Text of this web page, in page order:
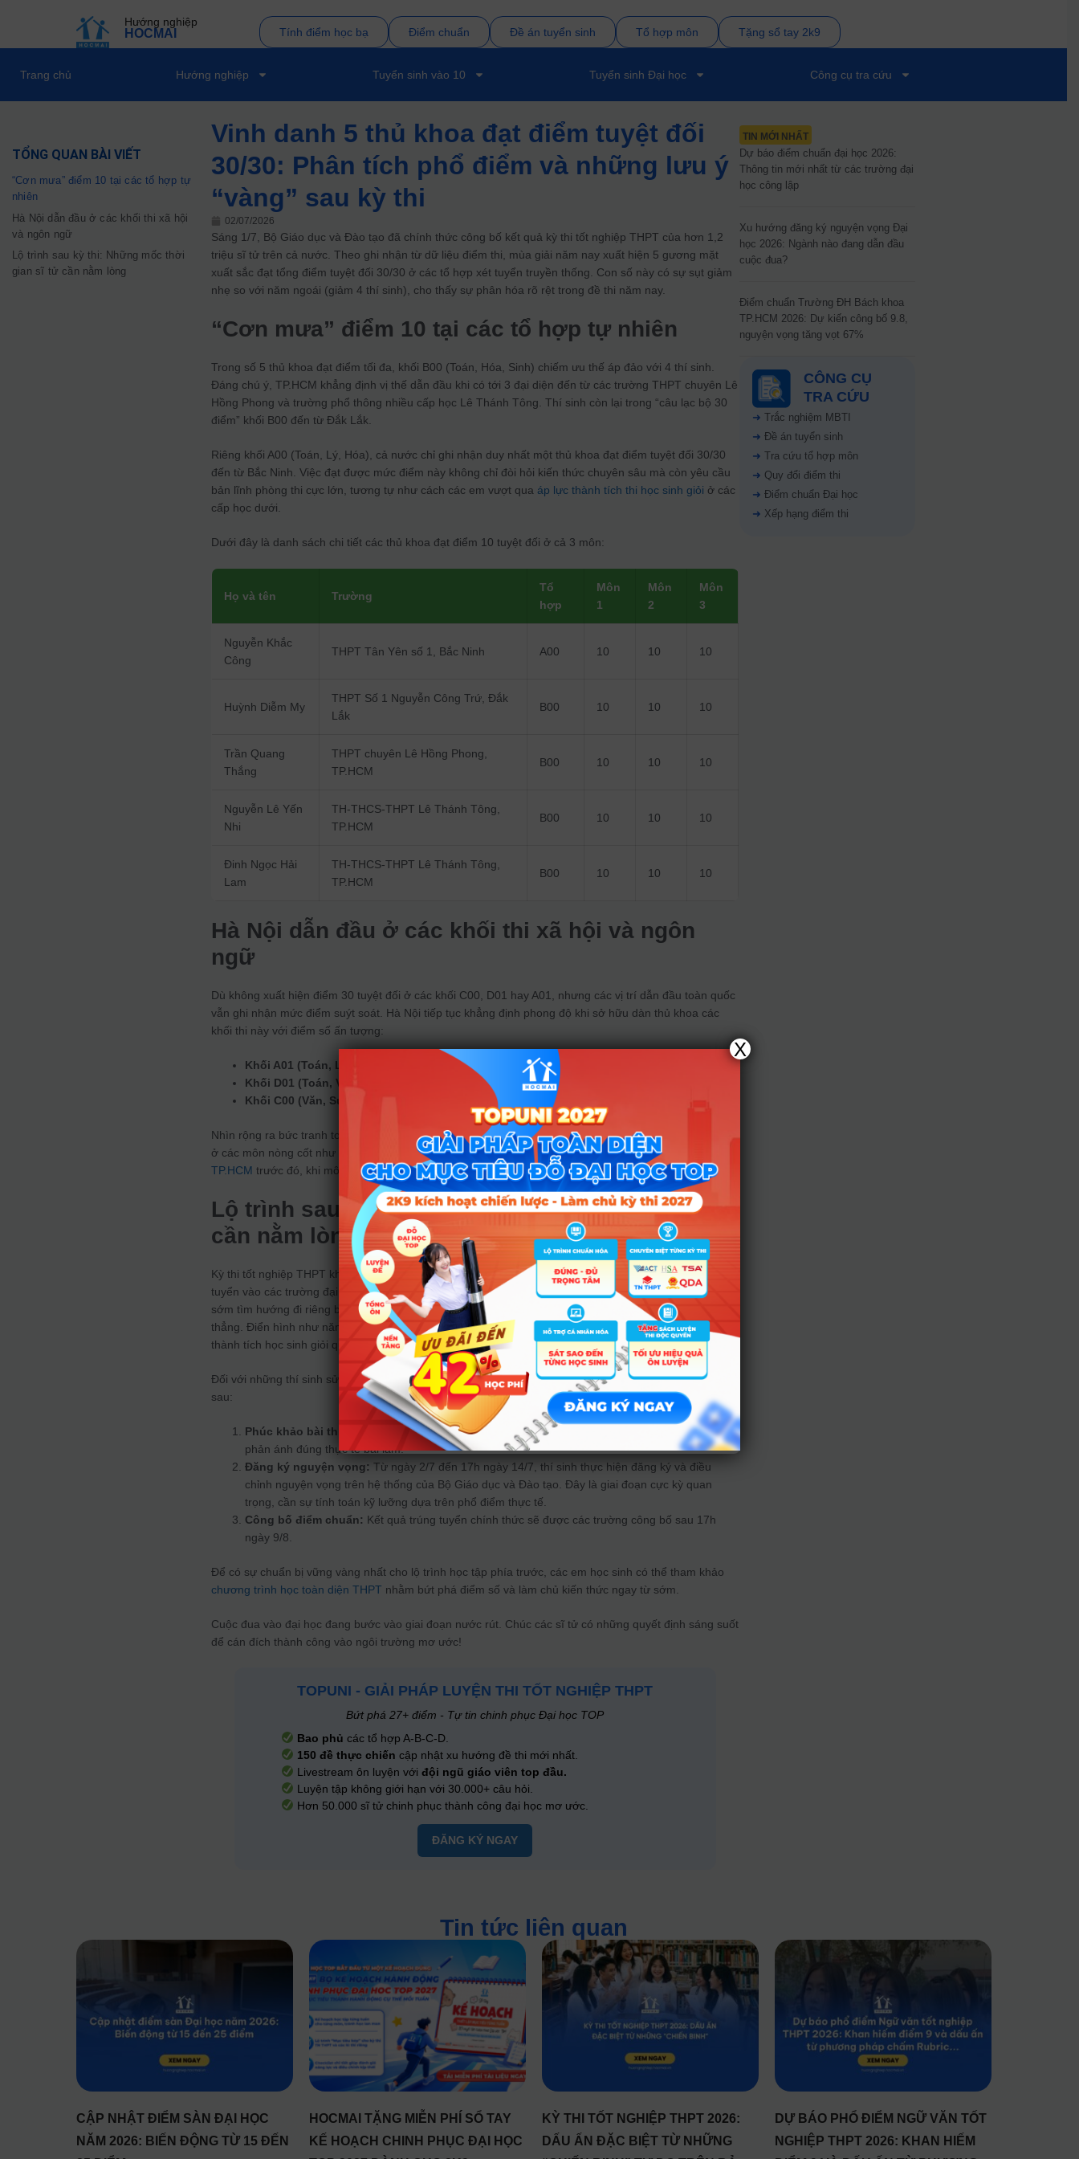
Hướng nghiệp
HOCMAI Tính điểm học bạ Điểm chuẩn Đề án tuyển sinh Tổ hợp môn Tặng sổ tay 2k9
Trang chủ Hướng nghiệp Tuyển sinh vào 10 Tuyển sinh Đại học Công cụ tra cứu
TỔNG QUAN BÀI VIẾT
“Cơn mưa” điểm 10 tại các tổ hợp tự
nhiên
Hà Nội dẫn đầu ở các khối thi xã hội
và ngôn ngữ
Lộ trình sau kỳ thi: Những mốc thời
gian sĩ tử cần nằm lòng
Vinh danh 5 thủ khoa đạt điểm tuyệt đối
30/30: Phân tích phổ điểm và những lưu ý
“vàng” sau kỳ thi
02/07/2026
Sáng 1/7, Bộ Giáo dục và Đào tạo đã chính thức công bố kết quả kỳ thi tốt nghiệp THPT của hơn 1,2
triệu sĩ tử trên cả nước. Theo ghi nhận từ dữ liệu điểm thi, mùa giải năm nay xuất hiện 5 gương mặt
xuất sắc đạt tổng điểm tuyệt đối 30/30 ở các tổ hợp xét tuyển truyền thống. Con số này có sự sụt giảm
nhẹ so với năm ngoái (giảm 4 thí sinh), cho thấy sự phân hóa rõ rệt trong đề thi năm nay.
“Cơn mưa” điểm 10 tại các tổ hợp tự nhiên
Trong số 5 thủ khoa đạt điểm tối đa, khối B00 (Toán, Hóa, Sinh) chiếm ưu thế áp đảo với 4 thí sinh.
Đáng chú ý, TP.HCM khẳng định vị thế dẫn đầu khi có tới 3 đại diện đến từ các trường THPT chuyên Lê
Hồng Phong và trường phổ thông nhiều cấp học Lê Thánh Tông. Thí sinh còn lại trong “câu lạc bộ 30
điểm” khối B00 đến từ Đắk Lắk.
Riêng khối A00 (Toán, Lý, Hóa), cả nước chỉ ghi nhận duy nhất một thủ khoa đạt điểm tuyệt đối 30/30
đến từ Bắc Ninh. Việc đạt được mức điểm này không chỉ đòi hỏi kiến thức chuyên sâu mà còn yêu cầu
bản lĩnh phòng thi cực lớn, tương tự như cách các em vượt qua áp lực thành tích thi học sinh giỏi ở các
cấp học dưới.
Dưới đây là danh sách chi tiết các thủ khoa đạt điểm 10 tuyệt đối ở cả 3 môn:
Họ và tên Trường
Tổ
hợp
Môn
1
Môn
2
Môn
3
Nguyễn Khắc
Công
THPT Tân Yên số 1, Bắc Ninh A00 10 10 10
Huỳnh Diễm My
THPT Số 1 Nguyễn Công Trứ, Đắk
Lắk
B00 10 10 10
Trần Quang
Thắng
THPT chuyên Lê Hồng Phong,
TP.HCM
B00 10 10 10
Nguyễn Lê Yến
Nhi
TH-THCS-THPT Lê Thánh Tông,
TP.HCM
B00 10 10 10
Đinh Ngọc Hải
Lam
TH-THCS-THPT Lê Thánh Tông,
TP.HCM
B00 10 10 10
Hà Nội dẫn đầu ở các khối thi xã hội và ngôn
ngữ
Dù không xuất hiện điểm 30 tuyệt đối ở các khối C00, D01 hay A01, nhưng các vị trí dẫn đầu toàn quốc
vẫn ghi nhận mức điểm suýt soát. Hà Nội tiếp tục khẳng định phong độ khi sở hữu dàn thủ khoa các
khối thi này với điểm số ấn tượng:
Khối A01 (Toán, Lý, Anh):
Đồng thủ khoa đạt 29,75 điểm đến từ Hà Nội và Hưng Yên.
Khối D01 (Toán, Văn, Anh):
Thủ khoa đạt 29 điểm (Hà Nội).
Khối C00 (Văn, Sử, Địa):
Thủ khoa đạt 28,75 điểm (thí sinh tự do tại Hà Nội).
Nhìn rộng ra bức tranh toàn cảnh, dù số điểm tuyệt đối ở bậc THPT không nhiều, nhưng sự cạnh tranh
ở các môn nòng cốt như Toán vẫn luôn khốc liệt. Thực tế này khá tương đồng với kỳthi lớp 10 tại
TP.HCM trước đó, khi môn Toán thường đóng vai trò “chốt chặn” phân loại thí sinh rõ rệt.
Lộ trình sau kỳ thi: Những mốc thời gian sĩ tử
cần nằm lòng
Kỳ thi tốt nghiệp THPT không chỉ nhằm mục đích xét tốt nghiệp mà còn là căn cứ quan trọng để xét
tuyển vào các trường đại học, cao đẳng. Tuy nhiên, với xu hướng tự chủ tuyển sinh, nhiều thí sinh đã
sớm tìm hướng đi riêng bằng cách tham gia đánh giá năng lực Sư phạmhoặc nộp hồ sơ xét tuyển
thẳng. Điển hình như năm nay, đã có hàng trăm thí sinh được
tuyển thẳng vào Bách khoa Hà Nội
thành tích học sinh giỏi quốc gia và quốc tế.
Đối với những thí sinh sử dụng điểm thi tốt nghiệp để xét tuyển, cần đặc biệt lưu ý các mốc thời gian
sau:
Phúc khảo bài thi:
Thí sinh có 5 ngày (đến hết ngày 5/7) để nộp đơn nếu thấy điểm số chưa
phản ánh đúng thực tế bài làm.
Đăng ký nguyện vọng: Từ ngày 2/7 đến 17h ngày 14/7, thí sinh thực hiện đăng ký và điều
chỉnh nguyện vọng trên hệ thống của Bộ Giáo dục và Đào tạo. Đây là giai đoạn cực kỳ quan
trọng, cần sự tính toán kỹ lưỡng dựa trên phổ điểm thực tế.
Công bố điểm chuẩn: Kết quả trúng tuyển chính thức sẽ được các trường công bố sau 17h
ngày 9/8.
Để có sự chuẩn bị vững vàng nhất cho lộ trình học tập phía trước, các em học sinh có thể tham khảo
chương trình học toàn diện THPT nhằm bứt phá điểm số và làm chủ kiến thức ngay từ sớm.
Cuộc đua vào đại học đang bước vào giai đoạn nước rút. Chúc các sĩ tử có những quyết định sáng suốt
để cán đích thành công vào ngôi trường mơ ước!
TOPUNI - GIẢI PHÁP LUYỆN THI TỐT NGHIỆP THPT
Bứt phá 27+ điểm - Tự tin chinh phục Đại học TOP
Bao phủ các tổ hợp A-B-C-D.
150 đề thực chiến cập nhật xu hướng đề thi mới nhất.
Livestream ôn luyện với đội ngũ giáo viên top đầu.
Luyện tập không giới hạn với 30.000+ câu hỏi.
Hơn 50.000 sĩ tử chinh phục thành công đại học mơ ước.
ĐĂNG KÝ NGAY
TIN MỚI NHẤT
Dự báo điểm chuẩn đại học 2026:
Thông tin mới nhất từ các trường đại
học công lập
Xu hướng đăng ký nguyện vọng Đại
học 2026: Ngành nào đang dẫn đầu
cuộc đua?
Điểm chuẩn Trường ĐH Bách khoa
TP.HCM 2026: Dự kiến công bố 9.8,
nguyện vọng tăng vọt 67%
CÔNG CỤ
TRA CỨU
➜ Trắc nghiệm MBTI
➜ Đề án tuyển sinh
➜ Tra cứu tổ hợp môn
➜ Quy đổi điểm thi
➜ Điểm chuẩn Đại học
➜ Xếp hạng điểm thi
Tin tức liên quan
CẬP NHẬT ĐIỂM SÀN ĐẠI HỌC
NĂM 2026: BIẾN ĐỘNG TỪ 15 ĐẾN
HOCMAI TẶNG MIỄN PHÍ SỔ TAY
KẾ HOẠCH CHINH PHỤC ĐẠI HỌC
KỲ THI TỐT NGHIỆP THPT 2026:
DẤU ẤN ĐẶC BIỆT TỪ NHỮNG
DỰ BÁO PHỔ ĐIỂM NGỮ VĂN TỐT
NGHIỆP THPT 2026: KHAN HIẾM
X